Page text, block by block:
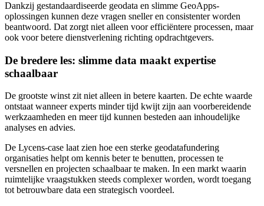
Dankzij gestandaardiseerde geodata en slimme GeoApps-
oplossingen kunnen deze vragen sneller en consistenter worden
beantwoord. Dat zorgt niet alleen voor efficiëntere processen, maar
ook voor betere dienstverlening richting opdrachtgevers.
De bredere les: slimme data maakt expertise
schaalbaar
De grootste winst zit niet alleen in betere kaarten. De echte waarde
ontstaat wanneer experts minder tijd kwijt zijn aan voorbereidende
werkzaamheden en meer tijd kunnen besteden aan inhoudelijke
analyses en advies.
De Lycens-case laat zien hoe een sterke geodatafundering
organisaties helpt om kennis beter te benutten, processen te
versnellen en projecten schaalbaar te maken. In een markt waarin
ruimtelijke vraagstukken steeds complexer worden, wordt toegang
tot betrouwbare data een strategisch voordeel.